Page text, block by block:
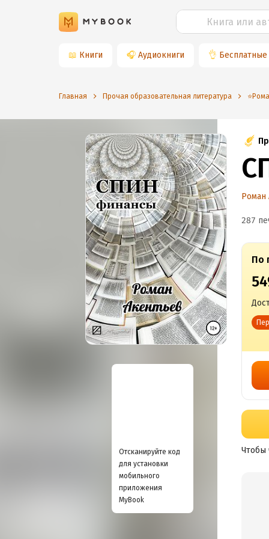
📖 Книги 🎧 Аудиокниги 👌 Бесплатные
Главная Прочая образовательная литература
Отсканируйте код
для установки
мобильного
приложения
MyBook
Роман
287
По
Чтобы